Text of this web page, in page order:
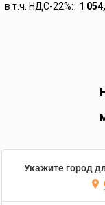
в т.ч. НДС-22%:
1
Укажите город